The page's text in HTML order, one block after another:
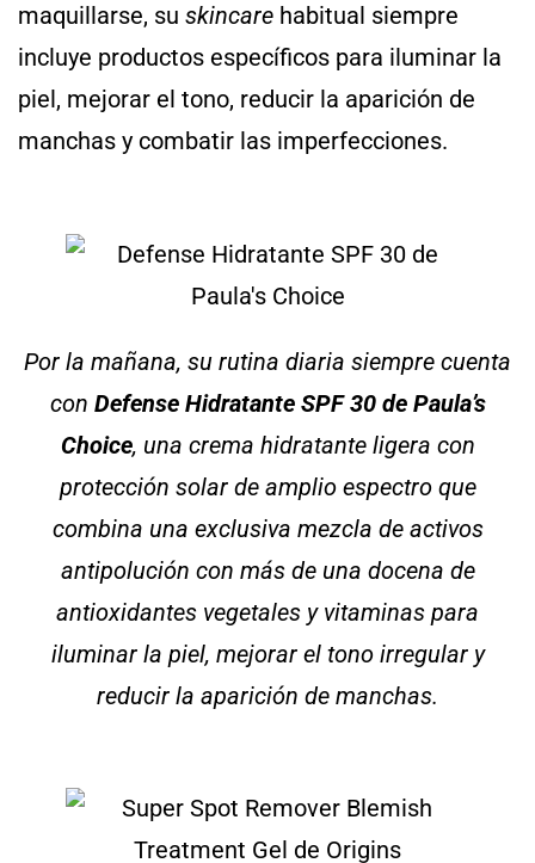
maquillarse, su skincare habitual siempre
incluye productos específicos para iluminar la
piel, mejorar el tono, reducir la aparición de
manchas y combatir las imperfecciones.
Por la mañana, su rutina diaria siempre cuenta
con Defense Hidratante SPF 30 de Paula’s
Choice, una crema hidratante ligera con
protección solar de amplio espectro que
combina una exclusiva mezcla de activos
antipolución con más de una docena de
antioxidantes vegetales y vitaminas para
iluminar la piel, mejorar el tono irregular y
reducir la aparición de manchas.